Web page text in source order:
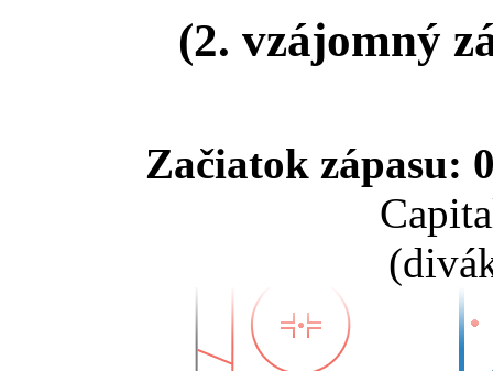
(2. vzájomný
Začiatok zápasu: